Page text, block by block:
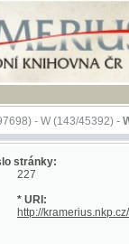
-W (143/45392)-
* URI:
http://kramerius.nkp.cz/
obraz